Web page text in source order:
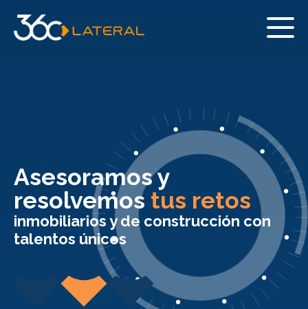
Asesoramos y
resolvemos tus retos
inmobiliarios y de construcción con
talentos únicos